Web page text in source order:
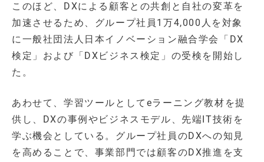
このほど、DXによる顧客との共創と自社の変革を
加速させるため、グループ社員1万4,000人を対象
に一般社団法人日本イノベーション融合学会「DX
検定」および「DXビジネス検定」の受検を開始し
た。
あわせて、学習ツールとしてeラーニング教材を提
供し、DXの事例やビジネスモデル、先端IT技術を
学ぶ機会としている。グループ社員のDXへの知見
を高めることで、事業部門では顧客のDX推進を支